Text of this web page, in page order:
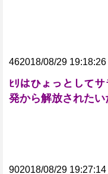
462018/08/29 19:18:26
ﾋﾘはひょっとして
発から解放されたい
902018/08/29 19:27:14